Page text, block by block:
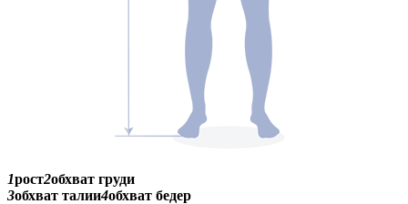
1рост2обхват груди
3обхват талии4обхват бедер